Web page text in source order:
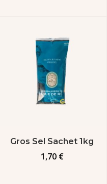
Gros Sel Sachet 1kg
1,70 €